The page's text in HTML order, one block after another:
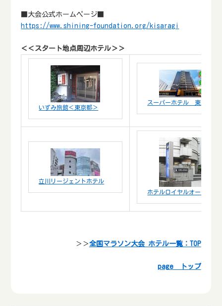
■大会公式ホームページ■
https://www.shining-foundation.org/kisaragi
＜＜スタート地点周辺ホテル＞＞
いずみ旅館＜東京都＞
スーパーホテル 東京・Ｊ
立川リージェントホテル
ホテルロイヤルオーセンテ
＞＞全国マラソン大会 ホテル一覧：TOP
page トップ